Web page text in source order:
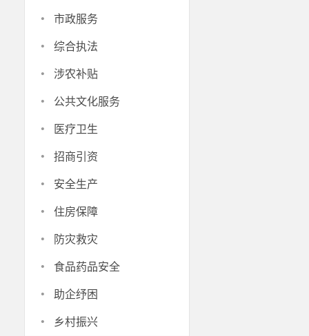
· 市政服务
· 综合执法
· 涉农补贴
· 公共文化服务
· 医疗卫生
· 招商引资
· 安全生产
· 住房保障
· 防灾救灾
· 食品药品安全
· 助企纾困
· 乡村振兴